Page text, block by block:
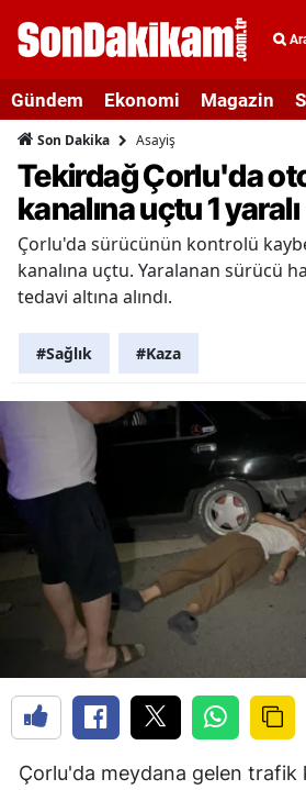
Gündem Ekonomi Magazin
Son Dakika Asayiş
Tekirdağ Çorlu'da
kanalına uçtu 1 yaralı
Çorlu'da sürücünün kontrolü
kanalına uçtu. Yaralanan sürücü
tedavi altına alındı.
#Sağlık #Kaza
Çorlu'da meydana gelen trafik